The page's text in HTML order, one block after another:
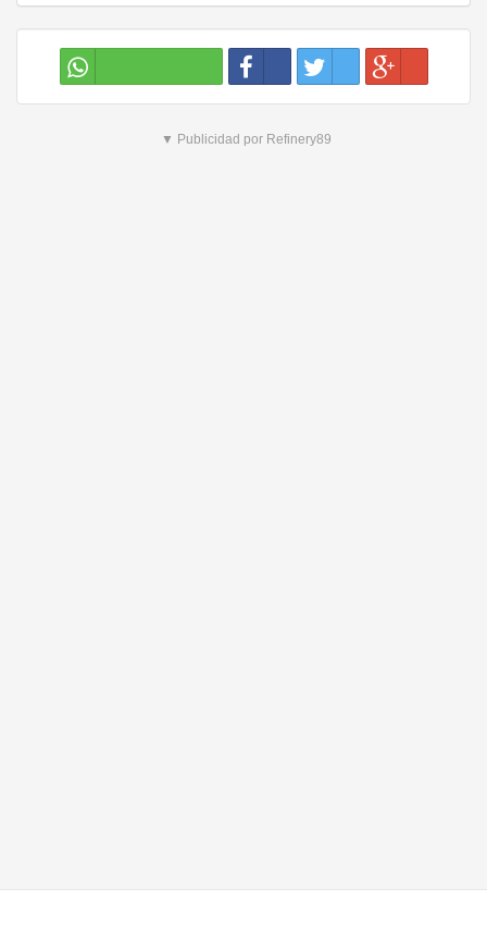
▼ Publicidad por Refinery89